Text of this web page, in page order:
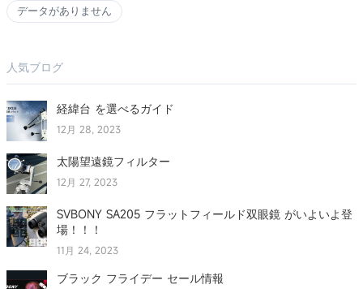
データがありません
人気ブログ
経緯台 を選べるガイド
12月 28, 2023
太陽望遠鏡フィルター
12月 27, 2023
SVBONY SA205 フラットフィールド双眼鏡 がいよいよ登
場！！！
11月 24, 2023
ブラック フライデー セール情報